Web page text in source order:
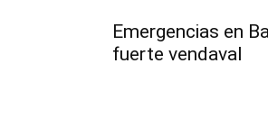
Emergencias en
fuerte vendaval